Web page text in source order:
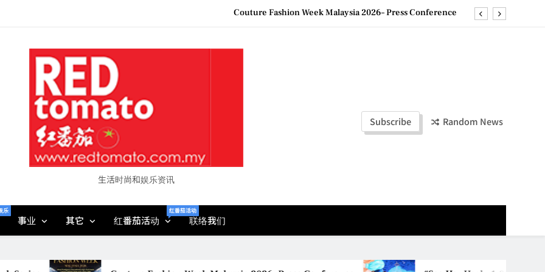
“See Her Heal – 1,000 Untold Stories” 为马来西亚妈妈提供分享剖腹产复原历程的空间
“See Her Heal – 1,000 Untold Stories” 为马来西亚妈妈提供分享剖腹产复原历程的空间
生活时尚和娱乐资讯
Subscribe Random News
乐
事业 其它 红番茄活动
红番茄活动
联络我们